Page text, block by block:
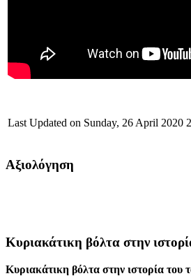
Last Updated on Sunday, 26 April 2020
Αξιολόγηση
Κυριακάτικη βόλτα στην
Κυριακάτικη βόλτα στην ιστορία του